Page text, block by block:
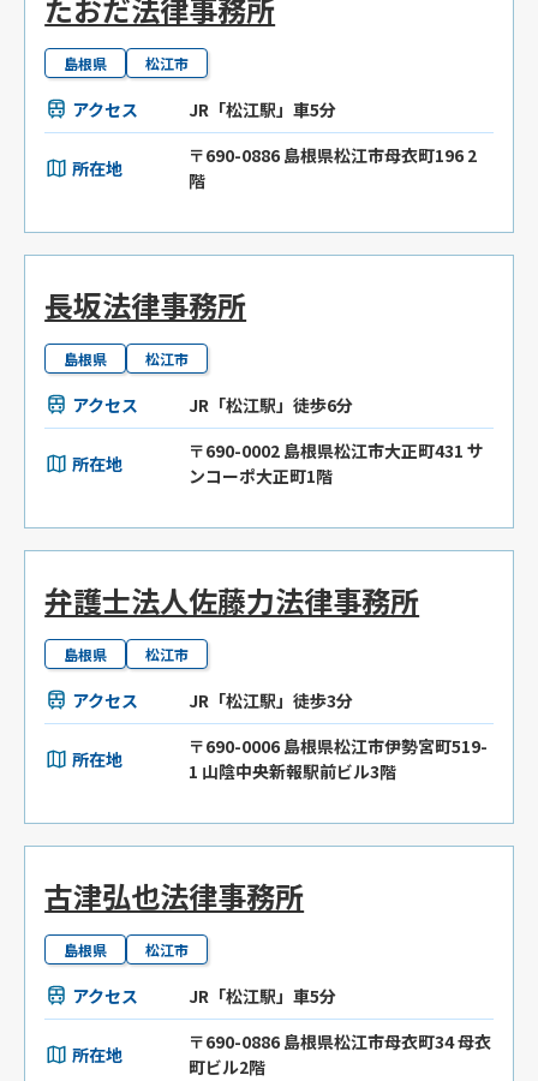
たおだ法律事務所
島根県 松江市
アクセス JR「松江駅」車5分
所在地
〒690-0886 島根県松江市母衣町196 2
階
長坂法律事務所
島根県 松江市
アクセス JR「松江駅」徒歩6分
所在地
〒690-0002 島根県松江市大正町431 サ
ンコーポ大正町1階
弁護士法人佐藤力法律事務所
島根県 松江市
アクセス JR「松江駅」徒歩3分
所在地
〒690-0006 島根県松江市伊勢宮町519-
1 山陰中央新報駅前ビル3階
古津弘也法律事務所
島根県 松江市
アクセス JR「松江駅」車5分
所在地
〒690-0886 島根県松江市母衣町34 母衣
町ビル2階